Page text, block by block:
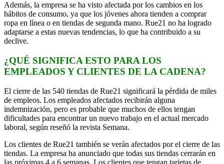
Además, la empresa se ha visto afectada por los cambios en los
hábitos de consumo, ya que los jóvenes ahora tienden a comprar
ropa en línea o en tiendas de segunda mano. Rue21 no ha logrado
adaptarse a estas nuevas tendencias, lo que ha contribuido a su
declive.
¿QUÉ SIGNIFICA ESTO PARA LOS
EMPLEADOS Y CLIENTES DE LA CADENA?
El cierre de las 540 tiendas de Rue21 significará la pérdida de miles
de empleos. Los empleados afectados recibirán alguna
indemnización, pero es probable que muchos de ellos tengan
dificultades para encontrar un nuevo trabajo en el actual mercado
laboral, según reseñó la revista Semana.
Los clientes de Rue21 también se verán afectados por el cierre de las
tiendas. La empresa ha anunciado que todas sus tiendas cerrarán en
las próximas 4 a 6 semanas. Los clientes que tengan tarjetas de